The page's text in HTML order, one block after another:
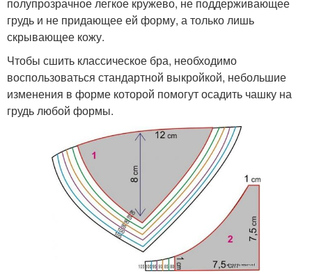
грудь и не придающее ей форму, а только лишь
скрывающее кожу.
Чтобы сшить классическое бра, необходимо
воспользоваться стандартной выкройкой, небольшие
изменения в форме которой помогут осадить чашку на
грудь любой формы.